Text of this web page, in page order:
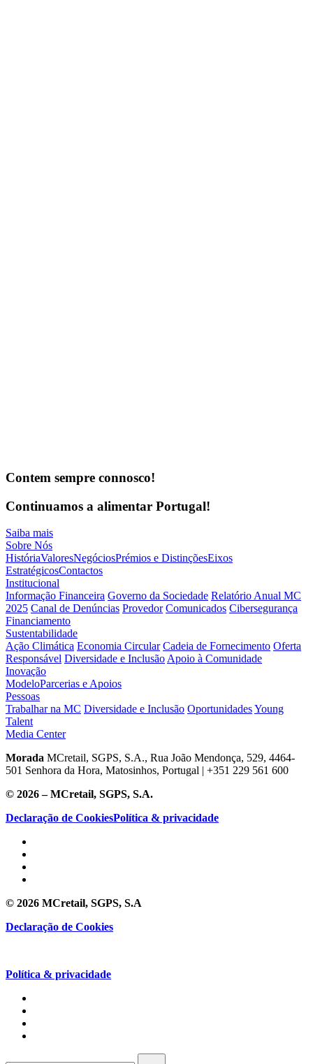
Contem sempre connosco!
Continuamos a alimentar Portugal!
Saiba mais
Sobre Nós
HistóriaValoresNegóciosPrémios e DistinçõesEixos
EstratégicosContactos
Institucional
Informação Financeira Governo da Sociedade Relatório Anual MC
2025 Canal de Denúncias Provedor Comunicados Cibersegurança
Financiamento
Sustentabilidade
Ação Climática Economia Circular Cadeia de Fornecimento Oferta
Responsável Diversidade e InclusãoApoio à Comunidade
Inovação
ModeloParcerias e Apoios
Pessoas
Trabalhar na MC Diversidade e Inclusão OportunidadesYoung
Talent
Media Center
Morada MCretail, SGPS, S.A., Rua João Mendonça, 529, 4464-
501 Senhora da Hora, Matosinhos, Portugal | +351 229 561 600
© 2026 – MCretail, SGPS, S.A.
Declaração de CookiesPolítica & privacidade
© 2026 MCretail, SGPS, S.A
Declaração de Cookies
Política & privacidade